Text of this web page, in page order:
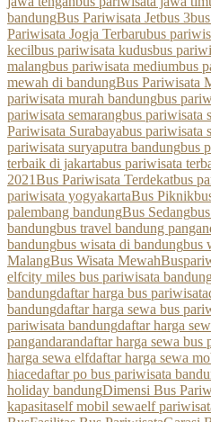
bandungBus Pariwisata Jetbus 3
Pariwisata Jogja Terbarubus
kecilbus pariwisata kudusbus
malangbus pariwisata mediumbus
mewah di bandungBus Pariwisata
pariwisata murah bandungbus
pariwisata semarangbus pariwisata
Pariwisata Surabayabus pariwisata
pariwisata suryaputra bandungbus
terbaik di jakartabus pariwisata
2021Bus Pariwisata Terdekatbus
pariwisata yogyakartaBus Piknik
palembang bandungBus Sedang
bandungbus travel bandung
bandungbus wisata di bandungbus
MalangBus Wisata Mewah
elfcity miles bus pariwisata
bandungdaftar harga bus pariwisata
bandungdaftar harga sewa bus
pariwisata bandungdaftar harga
pangandarandaftar harga sewa bus
harga sewa elfdaftar harga sewa
hiacedaftar po bus pariwisata
holiday bandungDimensi Bus
kapasitaself mobil sewaelf